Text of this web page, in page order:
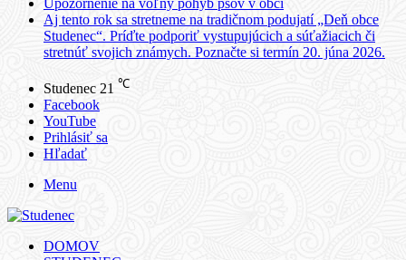
Upozornenie na voľný pohyb psov v obci
Aj tento rok sa stretneme na tradičnom podujatí „Deň obce
Studenec“. Príďte podporiť vystupujúcich a súťažiacich či
stretnúť svojich známych. Poznačte si termín 20. júna 2026.
Studenec 21 ℃
Facebook
YouTube
Prihlásiť sa
Hľadať
Menu
DOMOV